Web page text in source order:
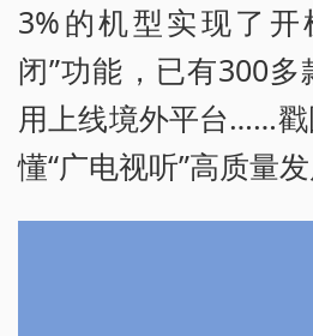
3%的机型实现了开
闭”功能，已有300
用上线境外平台……
懂“广电视听”高质量